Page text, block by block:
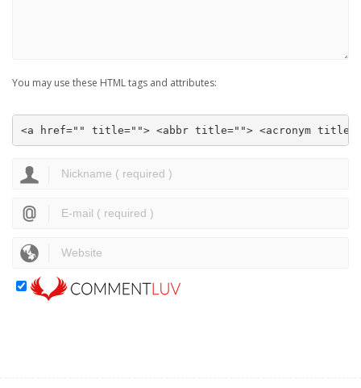
You may use these HTML tags and attributes:
<a href="" title=""> <abbr title=""> <acronym